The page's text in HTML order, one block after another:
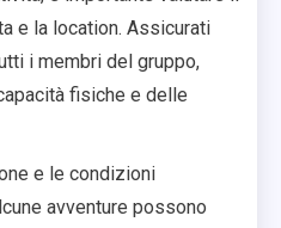
e la location. Assicurati
i membri del gruppo,
fisiche e delle
e le condizioni
avventure possono